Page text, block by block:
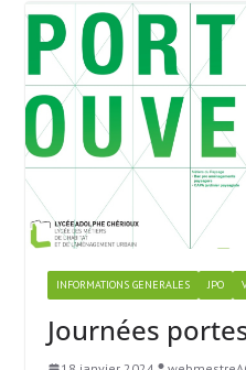
INFORMATIONS GENERALES JPO
Journées